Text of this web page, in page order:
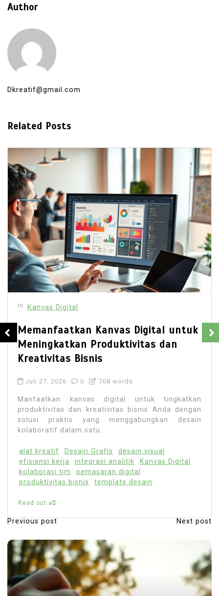
Author
Dkreatif@gmail.com
Related Posts
Kanvas Digital
Memanfaatkan Kanvas Digital untuk
Meningkatkan Produktivitas dan
Kreativitas Bisnis
Juli 27, 2026 0 708 words
Manfaatkan kanvas digital untuk tingkatkan
produktivitas dan kreativitas bisnis Anda dengan
solusi praktis yang menggabungkan desain
kolaboratif dalam satu...
alat kreatif Desain Grafis
desain visual
efisiensi kerja
integrasi analitik
Kanvas Digital
kolaborasi tim
pemasaran digital
produktivitas bisnis
template desain
Read out all
N
a
v
i
g
Previous post Next post